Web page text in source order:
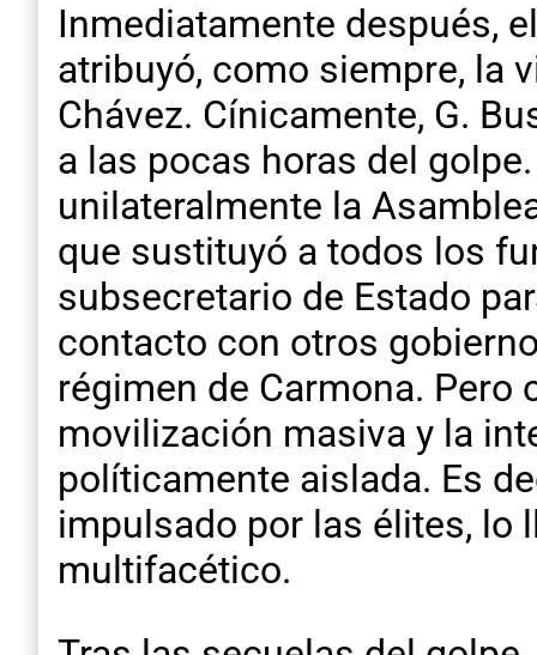
Inmediatamente después,
atribuyó, como siempre, la
Chávez. Cínicamente, G.
a las pocas horas del
unilateralmente la
que sustituyó a todos los
subsecretario de Estado
contacto con otros
régimen de Carmona.
movilización masiva y la
políticamente aislada. Es
impulsado por las élites, lo
multifacético.